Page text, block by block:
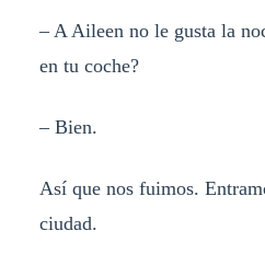
– A Aileen no le gusta la
en tu coche?
– Bien.
Así que nos fuimos.
ciudad.